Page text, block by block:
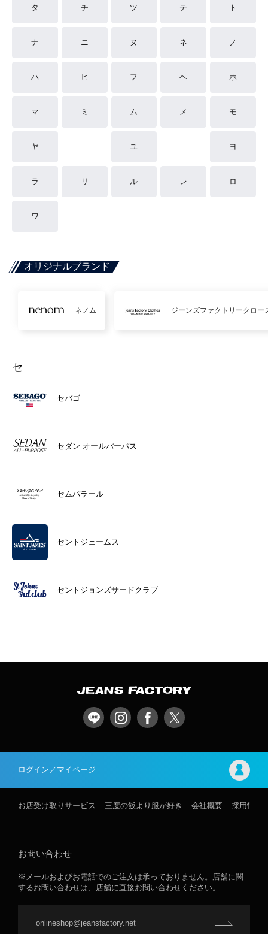
タ チ ツ テ ト
ナ ニ ヌ ネ ノ
ハ ヒ フ ヘ ホ
マ ミ ム メ モ
ヤ ユ ヨ
ラ リ ル レ ロ
ワ
オリジナルブランド
ネノム ジーンズファクトリークロー
セ
セバゴ
セダン オールパーパス
セムパラール
セントジェームス
セントジョンズサードクラブ
ログイン／マイページ
お店受け取りサービス 三度の飯より服が好き 会社概要 採用情報
お問い合わせ
※メールおよびお電話でのご注文は承っておりません。店舗に関
するお問い合わせは、店舗に直接お問い合わせください。
onlineshop@jeansfactory.net